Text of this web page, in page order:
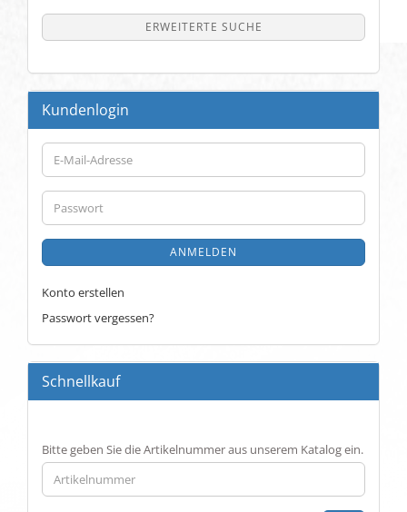
ERWEITERTE SUCHE
Kundenlogin
E-
Mail-
Adresse
Passwort
ANMELDEN
Konto erstellen
Passwort vergessen?
Schnellkauf
BITTE
GEBEN
SIE
DIE
Bitte geben Sie die Artikelnummer aus unserem Katalog ein.